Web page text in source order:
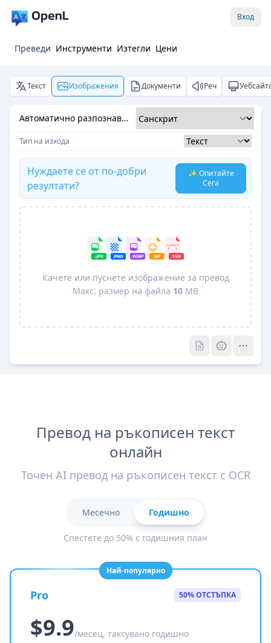
Вход
Преведи Инструменти Изтегли Цени
Текст Изображения Документи Реч
Автоматично разпознаване
Тип на изхода
Нуждаете се от по-добри
резултати?
✨ Опитайте
Сега
Качете или пуснете изображение за превод
Макс. размер на файла 10 MB
Превод на ръкописен текст
онлайн
Точен AI превод на ръкописен текст с OCR
Месечно Годишно
Спестете до 50% с годишния план
Най-популярно
Pro 50% ОТСТЪПКА
$9.9/месец, таксувано годишно